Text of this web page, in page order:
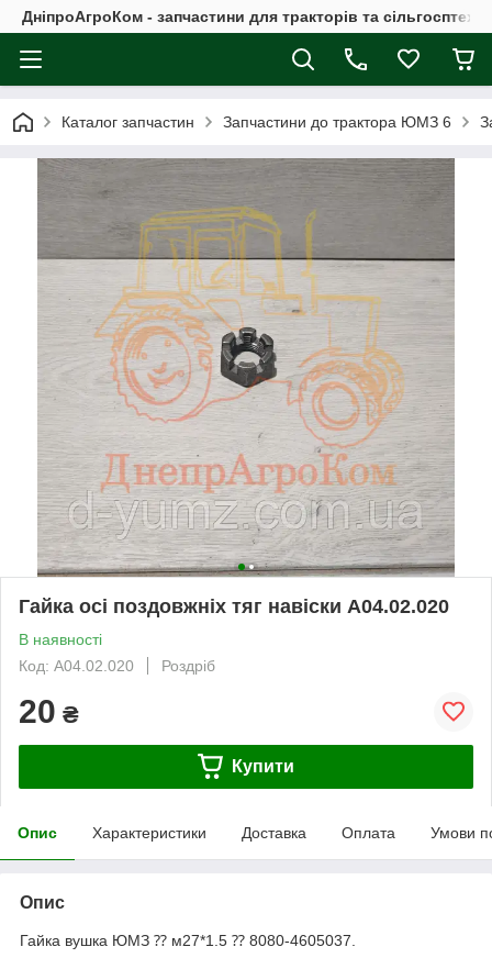
ДніпроАгроКом - запчастини для тракторів та
Каталог запчастин Запчастини до трактора ЮМЗ 6
Гайка осі поздовжніх тяг навіски А04.02.020
В наявності
Код: А04.02.020
Роздріб
20 ₴
Купити
Опис Характеристики Доставка Оплата Умови
Опис
Гайка вушка ЮМЗ ⁇ м27*1.5 ⁇ 8080-4605037.